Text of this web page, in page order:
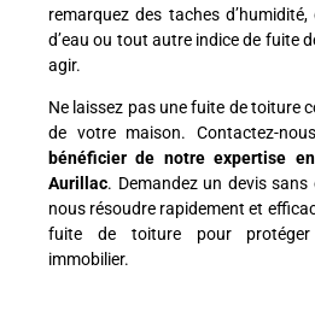
remarquez des taches
d’eau ou tout autre indice de fuite
agir.
Ne laissez pas une fuite de toiture
de votre maison. Contactez-
bénéficier de notre expertise
Aurillac. Demandez un devis
nous résoudre rapidement et
fuite de toiture pour protéger
immobilier.